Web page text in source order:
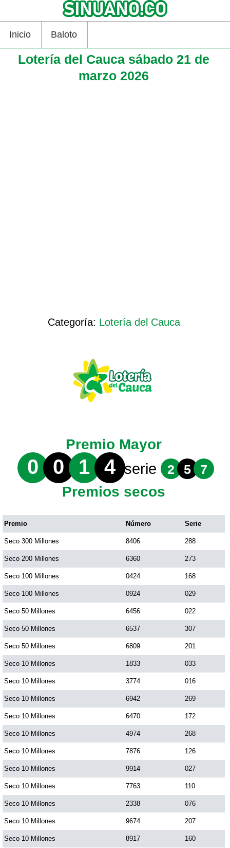
Inicio Baloto
Lotería del Cauca sábado 21 de
marzo 2026
Categoría: Lotería del Cauca
Premio Mayor
0 0 1 4 serie 2 5 7
Premios secos
Premio Número Serie
Seco 300 Millones 8406 288
Seco 200 Millones 6360 273
Seco 100 Millones 0424 168
Seco 100 Millones 0924 029
Seco 50 Millones 6456 022
Seco 50 Millones 6537 307
Seco 50 Millones 6809 201
Seco 10 Millones 1833 033
Seco 10 Millones 3774 016
Seco 10 Millones 6942 269
Seco 10 Millones 6470 172
Seco 10 Millones 4974 268
Seco 10 Millones 7876 126
Seco 10 Millones 9914 027
Seco 10 Millones 7763 110
Seco 10 Millones 2338 076
Seco 10 Millones 9674 207
Seco 10 Millones 8917 160